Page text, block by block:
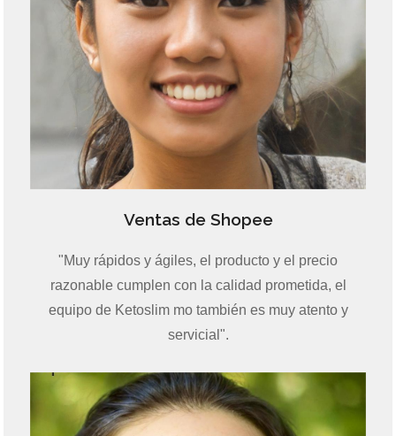
Ventas de Shopee
"Muy rápidos y ágiles, el producto y el precio
razonable cumplen con la calidad prometida, el
equipo de Ketoslim mo también es muy atento y
servicial".